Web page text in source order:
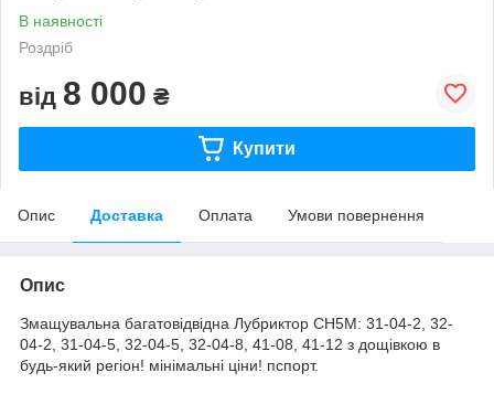
В наявності
Роздріб
від 8 000 ₴
Купити
Опис Доставка Оплата Умови повернення
Опис
Змащувальна багатовідвідна Лубриктор СН5М: 31-04-2, 32-
04-2, 31-04-5, 32-04-5, 32-04-8, 41-08, 41-12 з дощівкою в
будь-який регіон! мінімальні ціни! пспорт.